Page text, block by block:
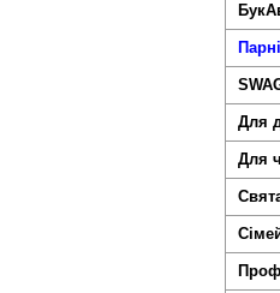
Парні
Для
Для